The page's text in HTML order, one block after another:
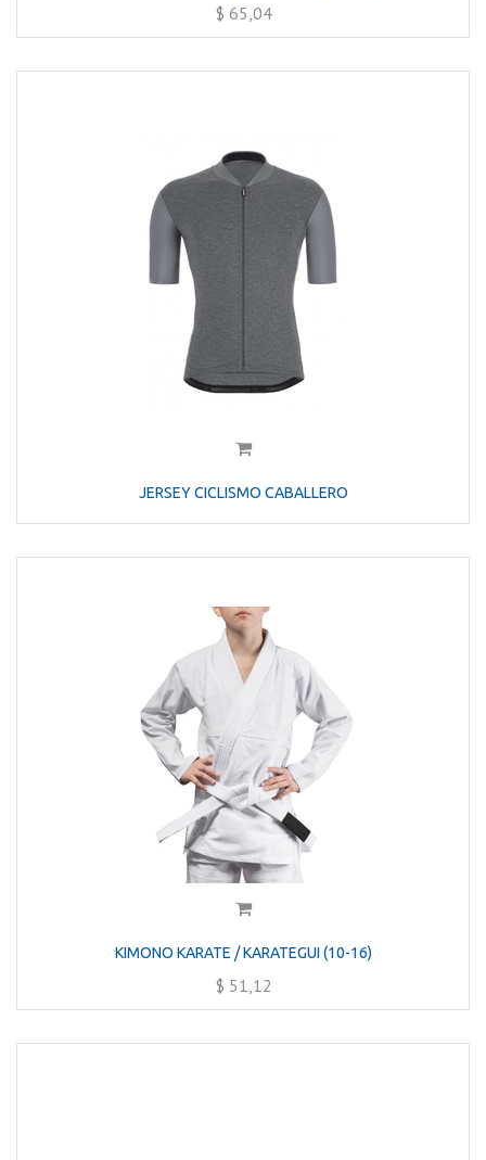
$ 65,04
JERSEY CICLISMO CABALLERO
KIMONO KARATE / KARATEGUI (10-16)
$ 51,12